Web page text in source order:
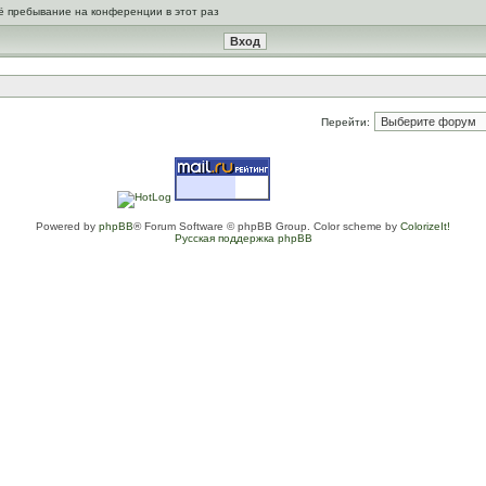
пребывание на конференции в этот раз
Перейти:
Powered by phpBB® Forum Software © phpBB Group. Color scheme by ColorizeIt!
Русская поддержка phpBB